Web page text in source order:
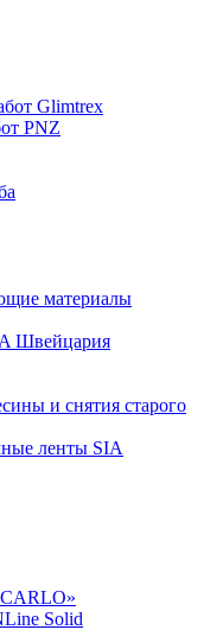
Glimtrex
PNZ
материалы
Швейцария
и снятия старого
ленты SIA
Solid